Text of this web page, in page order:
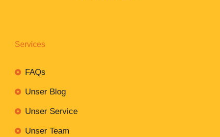
Services
FAQs
Unser Blog
Unser Service
Unser Team